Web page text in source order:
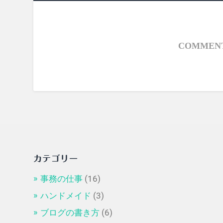
カテゴリー
事務の仕事 (16)
ハンドメイド (3)
ブログの書き方 (6)